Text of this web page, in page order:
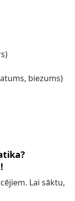
biezums)
Lai sāktu,